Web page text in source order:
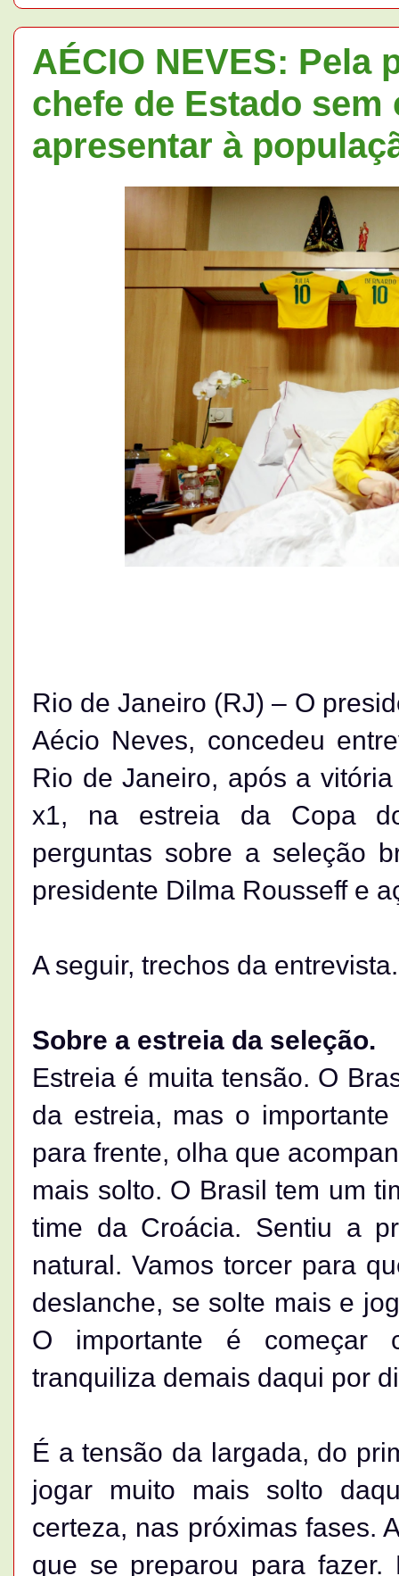
AÉCIO NEVES: Pela
chefe de Estado
apresentar à
Rio de Janeiro (RJ) – O
Aécio Neves, concedeu
Rio de Janeiro, após a
x1, na estreia da Copa
perguntas sobre a seleção
presidente Dilma Rousseff e
A seguir, trechos da entrevista.
Sobre a estreia da seleção.
Estreia é muita tensão. O
da estreia, mas o
para frente, olha que
mais solto. O Brasil tem um
time da Croácia. Sentiu a
natural. Vamos torcer para
deslanche, se solte mais e
O importante é começar
tranquiliza demais daqui por
É a tensão da largada, do
jogar muito mais solto
certeza, nas próximas fases.
que se preparou para